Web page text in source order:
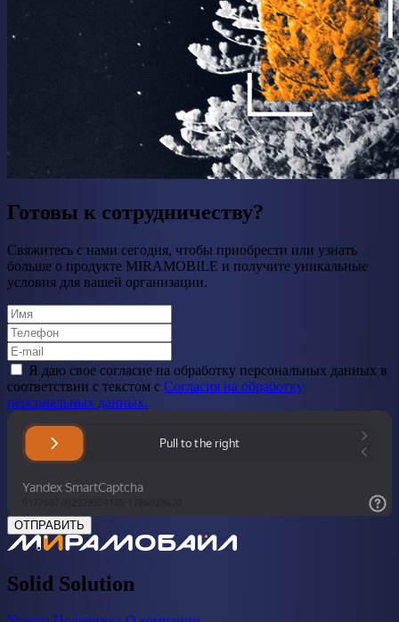
Готовы к сотрудничеству?
Свяжитесь с нами сегодня, чтобы приобрести или узнать
больше о продукте MIRAMOBILE и получите уникальные
условия для вашей организации.
Я даю свое cогласие на обработку персональных данных в
соответствии с текстом с Согласия на обработку
персональных данных.
ОТПРАВИТЬ
Solid Solution